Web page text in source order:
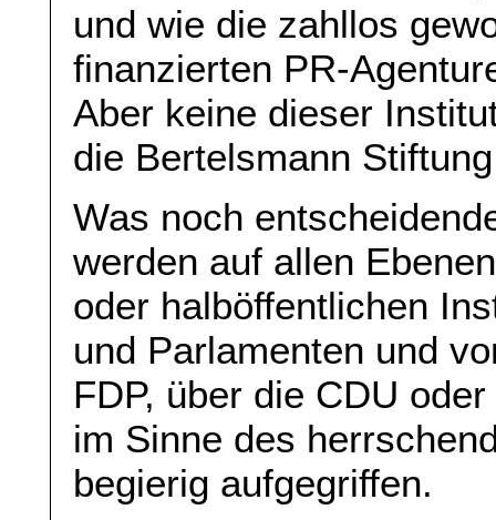
und wie die zahllos
finanzierten PR-
Aber keine dieser
die Bertelsmann
Was noch
werden auf allen
oder halböffentlichen
und Parlamenten und
FDP, über die CDU
im Sinne des
begierig aufgegriffen.